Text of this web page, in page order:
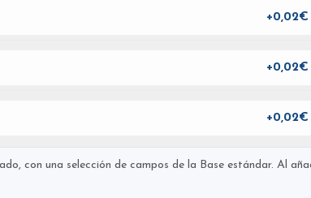
+0,02€
+0,02€
+0,02€
con una selección de campos de la Base estándar. Al